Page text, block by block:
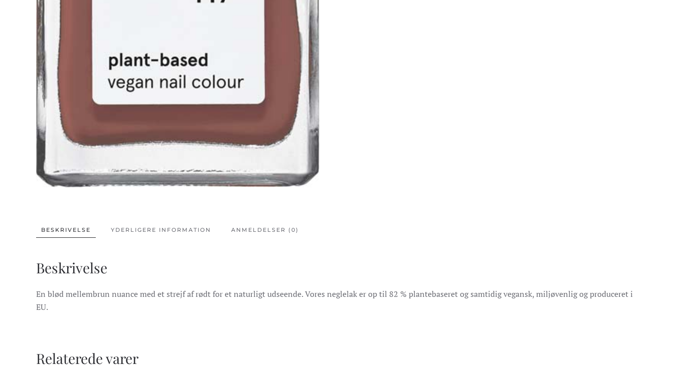
BESKRIVELSE YDERLIGERE INFORMATION ANMELDELSER (0)
Beskrivelse
En blød mellembrun nuance med et strejf af rødt for et naturligt udseende. Vores neglelak er op til 82 % plantebaseret og samtidig vegansk, miljøvenlig og produceret i
EU.
Relaterede varer